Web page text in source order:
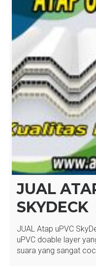
JUAL
SKYDECK
JUAL Atap uPVC
uPVC doable layer
suara yang sangat